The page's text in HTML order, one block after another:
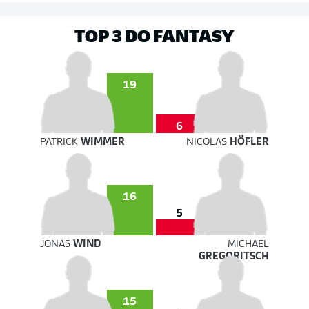
TOP 3 DO FANTASY
19
6
PATRICK WIMMER NICOLAS HÖFLER
16
5
JONAS WIND
MICHAEL
GREGORITSCH
15